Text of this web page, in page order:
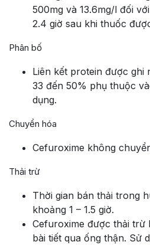
500mg và 13.6mg/l đối
2.4 giờ sau khi thuốc
Phân bố
Liên kết protein được ghi
33 đến 50% phụ thuộc
dụng.
Chuyển hóa
Cefuroxime không
Thải trừ
Thời gian bán thải trong
khoảng 1 – 1.5 giờ.
Cefuroxime được thải trừ
bài tiết qua ống thận. Sử